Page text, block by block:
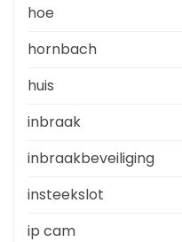
hoe
hornbach
huis
inbraak
inbraakbeveiliging
insteekslot
ip cam